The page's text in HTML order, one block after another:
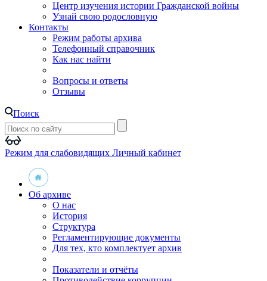
Центр изучения истории Гражданской войны
Узнай свою родословную
Контакты
Режим работы архива
Телефонный справочник
Как нас найти
Вопросы и ответы
Отзывы
Поиск
Режим для слабовидящих Личный кабинет
Об архиве
О нас
История
Структура
Регламентирующие документы
Для тех, кто комплектует архив
Показатели и отчёты